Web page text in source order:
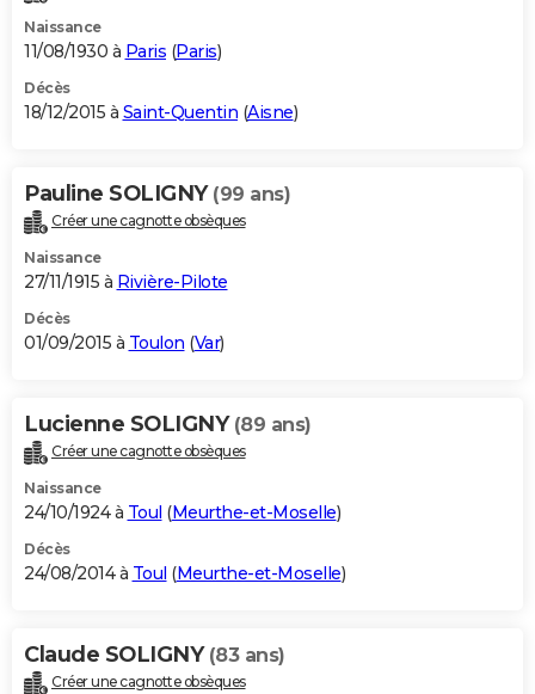
Naissance
11/08/1930 à Paris (Paris)
Décès
18/12/2015 à Saint-Quentin (Aisne)
Pauline SOLIGNY (99 ans)
Créer une cagnotte obsèques
Naissance
27/11/1915 à Rivière-Pilote
Décès
01/09/2015 à Toulon (Var)
Lucienne SOLIGNY (89 ans)
Créer une cagnotte obsèques
Naissance
24/10/1924 à Toul (Meurthe-et-Moselle)
Décès
24/08/2014 à Toul (Meurthe-et-Moselle)
Claude SOLIGNY (83 ans)
Créer une cagnotte obsèques